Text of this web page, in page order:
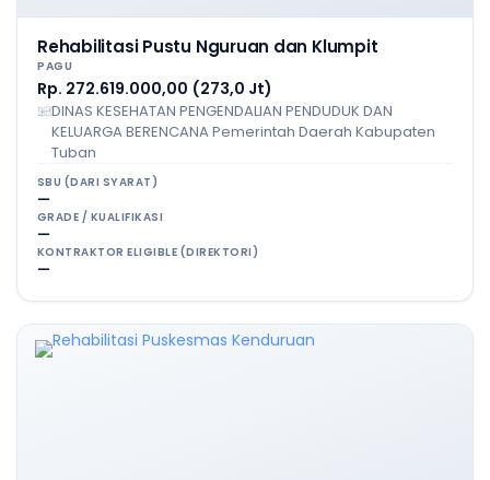
Rehabilitasi Pustu Nguruan dan Klumpit
PAGU
Rp. 272.619.000,00 (273,0 Jt)
DINAS KESEHATAN PENGENDALIAN PENDUDUK DAN
KELUARGA BERENCANA Pemerintah Daerah Kabupaten
Tuban
SBU (DARI SYARAT)
—
GRADE / KUALIFIKASI
—
KONTRAKTOR ELIGIBLE (DIREKTORI)
—